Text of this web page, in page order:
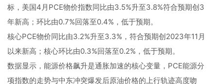
标，美国4月PCE物价指数同比由3.5%升至3.8%符合预期创3
年新高；环比由0.7%回落至0.4%，低于预期。
核心PCE物价同比由3.2%升至3.3%，符合预期创2023年11月
以来新高；核心环比由0.3%回落至0.2%，低于预期。
数据显示，能源价格飙升是通胀加速的核心变量，PCE能源分
项指数的走势与中东冲突爆发后原油价格的上行轨迹高度吻